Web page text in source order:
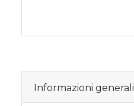
Informazioni generali